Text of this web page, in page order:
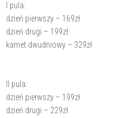
I pula:
dzień pierwszy – 169zł
dzień drugi – 199zł
karnet dwudniowy – 329zł
II pula:
dzień pierwszy – 199zł
dzień drugi – 229zł